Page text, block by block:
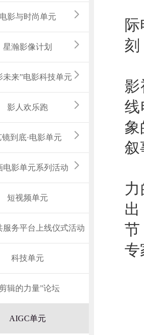
电影与时尚单元
星瀚影像计划
未来”电影科技单元
影人欢乐跑
镜到底·电影单元
电影单元系列活动
短视频单元
服务平台上线仪式活动
科技单元
辑的力量”论坛
AIGC单元
刻
影
线
象
叙
节
专